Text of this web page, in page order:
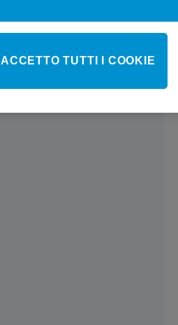
ACCETTO TUTTI I COOKIE